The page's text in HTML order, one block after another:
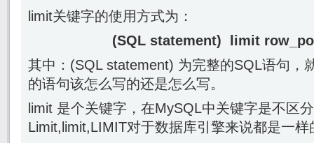
limit关键字的使用方式为：
(SQL statement) limit
其中：(SQL statement) 为完整的SQL语句，
的语句该怎么写的还是怎么写。
limit 是个关键字，在MySQL中关键字是不区
Limit,limit,LIMIT对于数据库引擎来说都是一样